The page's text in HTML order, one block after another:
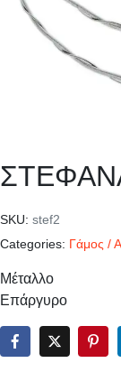
SKU: stef2
Categories: Γάμος /
Μέταλλο
Επάργυρο